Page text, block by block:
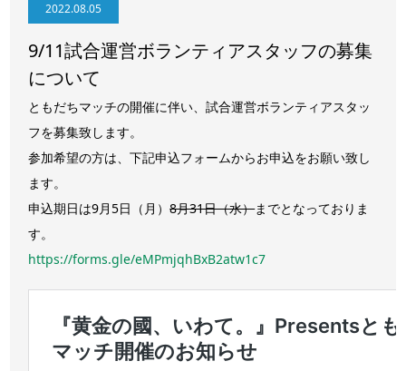
2022.08.05
9/11試合運営ボランティアスタッフの募集
について
ともだちマッチの開催に伴い、試合運営ボランティアスタッ
フを募集致します。
参加希望の方は、下記申込フォームからお申込をお願い致し
ます。
申込期日は9月5日（月）8月31日（水）までとなっておりま
す。
https://forms.gle/eMPmjqhBxB2atw1c7